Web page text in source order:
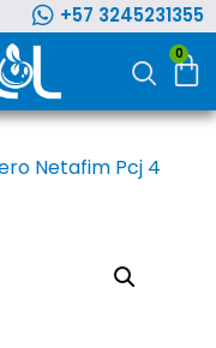
+57 3245231355
0
Netafim Pcj 4